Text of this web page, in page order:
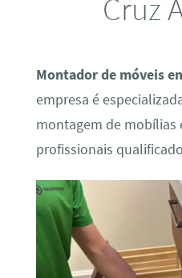
Cruz
Montador de móveis
empresa é
montagem de mobílias
profissionais